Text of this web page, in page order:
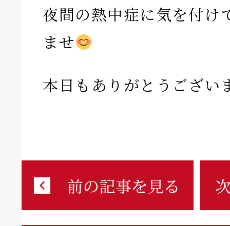
夜間の熱中症に気を付け
ませ
本日もありがとうござい